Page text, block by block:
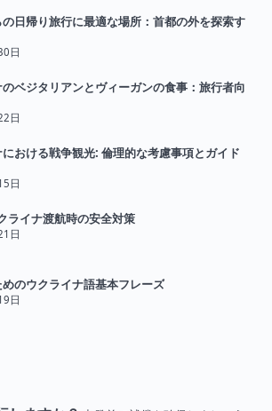
日帰り旅行に最適な場所：首都の外を探索す
日
ベジタリアンとヴィーガンの食事：旅行者向
日
おける戦争観光: 倫理的な考慮事項とガイド
日
ライナ渡航時の安全対策
日
のウクライナ語基本フレーズ
日